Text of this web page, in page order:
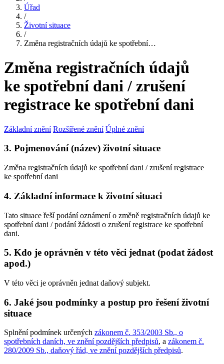
Úřad
/
Životní situace
/
Změna registračních údajů ke spotřební…
Změna registračních údajů
ke spotřební dani / zrušení
registrace ke spotřební dani
Základní znění Rozšířené znění Úplné znění
3. Pojmenování (název) životní situace
Změna registračních údajů ke spotřební dani / zrušení registrace
ke spotřební dani
4. Základní informace k životní situaci
Tato situace řeší podání oznámení o změně registračních údajů ke
spotřební dani / podání žádosti o zrušení registrace ke spotřební
dani.
5. Kdo je oprávněn v této věci jednat (podat žádost
apod.)
V této věci je oprávněn jednat daňový subjekt.
6. Jaké jsou podmínky a postup pro řešení životní
situace
Splnění podmínek určených zákonem č. 353/2003 Sb., o
spotřebních daních, ve znění pozdějších předpisů, a zákonem č.
280/2009 Sb., daňový řád, ve znění pozdějších předpisů.